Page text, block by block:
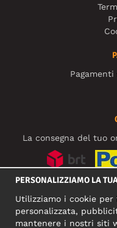
La consegna del tuo
PERSONALIZZIAMO LA
Utilizziamo i cookie
personalizzata,
mantenere i nostri siti